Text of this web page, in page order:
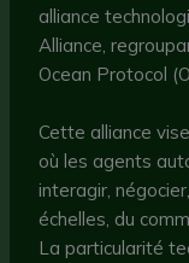
alliance
Alliance,
Ocean Protocol
Cette alliance
où les agents
interagir,
échelles, du
La particularité